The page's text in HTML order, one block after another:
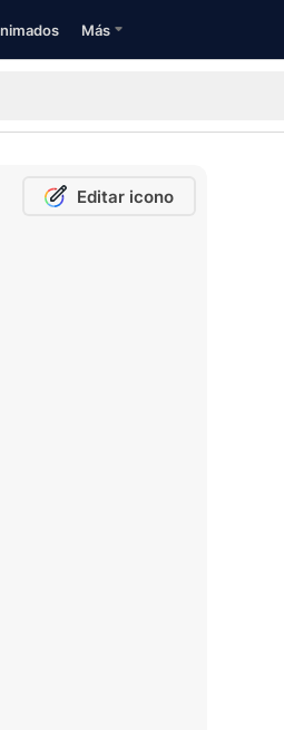
Más
Editar icono